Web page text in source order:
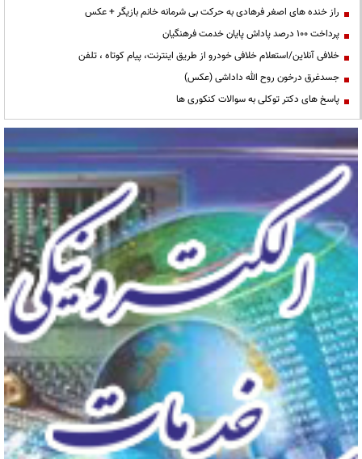
راز خنده های اصغر فرهادی به حرکت بی شرمانه خانم بازیگر + عکس
پرداخت ۱۰۰ درصد پاداش پایان خدمت فرهنگیان
خلافی آنلاین/استعلام خلافی خودرو از طریق اینترنت، پیام کوتاه ، تلفن
جسدغرق درخون روح الله داداشی (عکس)
پاسخ های دکتر توکلی به سوالات کنکوری ها